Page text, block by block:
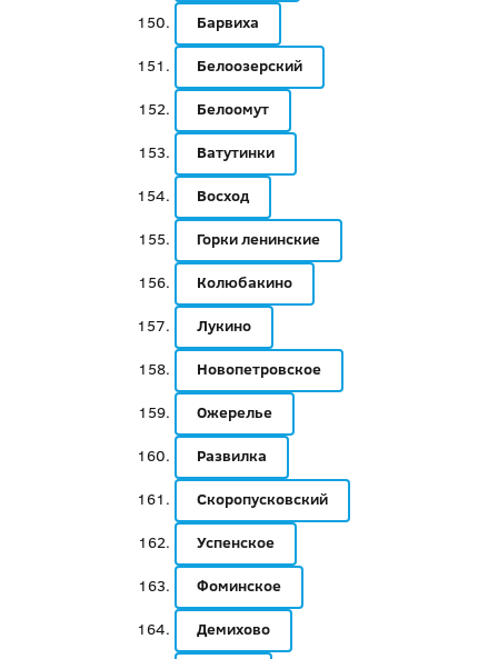
Барвиха
Белоозерский
Белоомут
Ватутинки
Восход
Горки ленинские
Колюбакино
Лукино
Новопетровское
Ожерелье
Развилка
Скоропусковский
Успенское
Фоминское
Демихово